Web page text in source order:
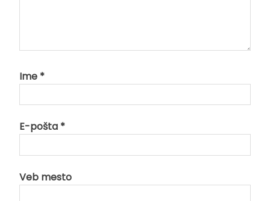
Ime *
E-pošta *
Veb mesto